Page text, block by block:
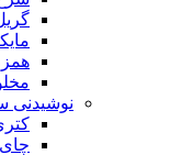
نوشیدنی